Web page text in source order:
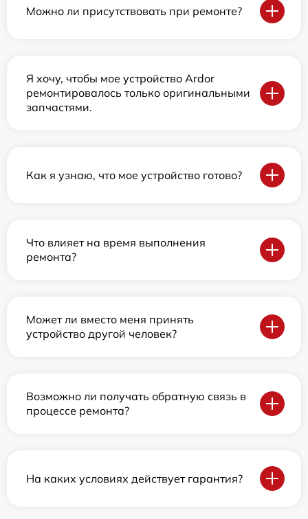
Можно ли присутствовать при ремонте?
Я хочу, чтобы мое устройство Ardor
ремонтировалось только оригинальными
запчастями.
Как я узнаю, что мое устройство готово?
Что влияет на время выполнения
ремонта?
Может ли вместо меня принять
устройство другой человек?
Возможно ли получать обратную связь в
процессе ремонта?
На каких условиях действует гарантия?